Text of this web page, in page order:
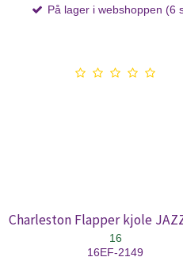
På lager i webshoppen (6
Charleston Flapper kjole
16
16EF-2149